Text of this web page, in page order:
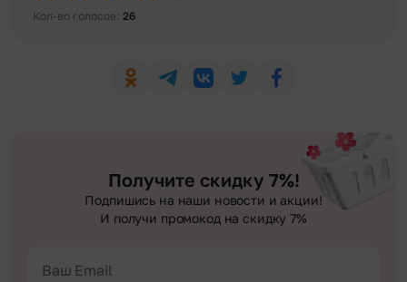
Кол-во голосов: 26
Получите скидку 7%!
Подпишись на наши новости и акции!
И получи промокод на скидку 7%